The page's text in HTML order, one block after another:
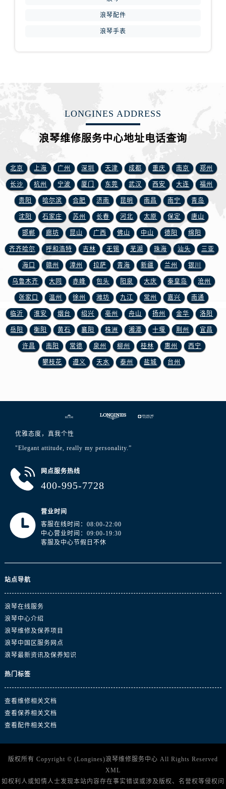
江西省鹰潭市月湖区胜利东路浪琴售后服务中心（需提前预约）
山东省德州市德城区东风中路浪琴售后服务中心（需提前预约）
山东省东营市东营区济南路浪琴售后服务中心（需提前预约）
山东省济南市历下区经十路11111号华润中心写字楼（万象城）15层1508室浪琴售后服务中心（需提前预约）
山东省济宁市任城区太白楼路浪琴售后服务中心（需提前预约）
山东省莱芜市文化南路8号银座商城名表维修一楼名表维修浪琴售后服务中心（需提前预约）
山东省临沂市兰山区解放路浪琴售后服务中心（需提前预约）
山东省日照市东港区烟台路浪琴售后服务中心（需提前预约）
山东省泰安市泰山区财源街道泰山大街浪琴售后服务中心（需提前预约）
山东省威海市环翠区新威海路89号振华商厦一楼名表维修浪琴售后服务中心（需提前预约）
山东省潍坊市奎文区东风东街浪琴售后服务中心（需提前预约）
山东省枣庄市滕州市北辛路与善国路交叉口浪琴售后服务中心（需提前预约）
山东省淄博市张店区金晶大道浪琴售后服务中心（需提前预约）
上海市黄浦区南京东路299号宏伊国际广场写字楼8层806室浪琴售后服务中心（需提前预约）
澳门特别行政区嘉模堂区官也街浪琴售后服务中心（需提前预约）
澳门特别行政区望德堂区塔石广场浪琴售后服务中心（需提前预约）
广东省清远市清城区湖西路浪琴售后服务中心（需提前预约）
广东省汕头市龙湖区长平路浪琴售后服务中心（需提前预约）
浪琴配件
浪琴手表
LONGINES ADDRESS
浪琴维修服务中心地址电话查询
北京 上海 广州 深圳 天津 成都 重庆 南京 郑州
长沙 杭州 宁波 厦门 东莞 武汉 西安 大连 福州
贵阳 哈尔滨 合肥 济南 昆明 南昌 南宁 青岛
沈阳 石家庄 苏州 长春 河北 太原 保定 唐山
邯郸 廊坊 昆山 广西 佛山 中山 德阳 绵阳
齐齐哈尔 呼和浩特 吉林 无锡 芜湖 珠海 汕头 三亚
海口 赣州 漳州 拉萨 青海 新疆 兰州 银川
乌鲁木齐 大同 赤峰 包头 阳泉 大庆 秦皇岛 沧州
张家口 温州 徐州 潍坊 九江 常州 嘉兴 南通
临沂 淮安 烟台 绍兴 亳州 舟山 扬州 金华 洛阳
岳阳 衡阳 黄石 襄阳 株洲 湘潭 十堰 荆州 宜昌
许昌 南阳 常德 泉州 柳州 桂林 惠州 西宁
攀枝花 遵义 天水 泰州 盐城 台州
优雅态度，真我个性
"Elegant attitude, really my personality.”
网点服务热线
400-995-7728
营业时间
客服在线时间：08:00-22:00
中心营业时间：09:00-19:30
客服及中心节假日不休
站点导航
浪琴在线服务
浪琴中心介绍
浪琴维修及保养项目
浪琴中国区服务网点
浪琴最新资讯及保养知识
热门标签
查看维修相关文档
查看保养相关文档
查看配件相关文档
版权所有 Copyright © (Longines)浪琴维修服务中心 All Rights Reserved
XML
如权利人或知情人士发现本站内容存在事实错误或涉及版权、名誉权等侵权问